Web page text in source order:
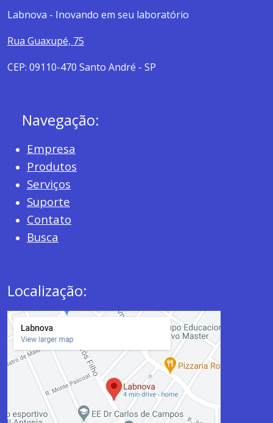
Labnova - Inovando em seu laboratório
Rua Guaxupé, 75
CEP: 09110-470 Santo André - SP
Navegação:
Empresa
Produtos
Serviços
Suporte
Contato
Busca
Localização: